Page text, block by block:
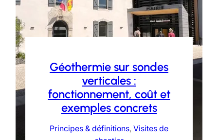
Géothermie sur sondes
verticales :
fonctionnement, coût et
exemples concrets
Principes & définitions, Visites de